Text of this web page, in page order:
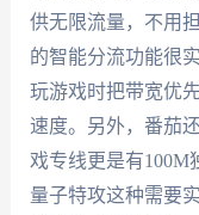
供无限流量，不用
的智能分流功能很
玩游戏时把带宽优
速度。另外，番茄
戏专线更是有100M
量子特攻这种需要